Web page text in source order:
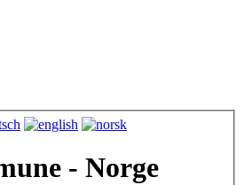
Kommune - Norge